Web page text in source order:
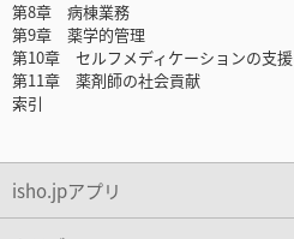
第8章 病棟業務
第9章 薬学的管理
第10章 セルフメディケーションの支援
第11章 薬剤師の社会貢献
索引
isho.jpアプリ